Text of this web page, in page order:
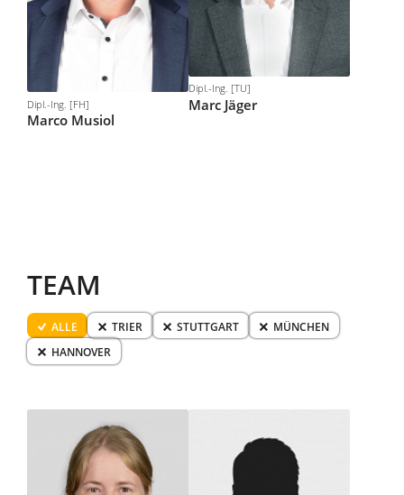
Dipl.-Ing. [FH]
Marco Musiol
Dipl.-Ing. [TU]
Marc Jäger
TEAM
ALLE TRIER STUTTGART
MÜNCHEN
HANNOVER